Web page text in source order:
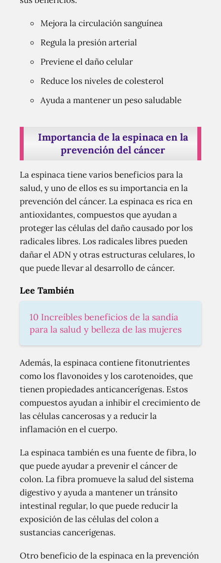
Mejora la circulación sanguínea
Regula la presión arterial
Previene el daño celular
Reduce los niveles de colesterol
Ayuda a mantener un peso saludable
Importancia de la espinaca en la
prevención del cáncer
La espinaca tiene varios beneficios para la
salud, y uno de ellos es su importancia en la
prevención del cáncer. La espinaca es rica en
antioxidantes, compuestos que ayudan a
proteger las células del daño causado por los
radicales libres. Los radicales libres pueden
dañar el ADN y otras estructuras celulares, lo
que puede llevar al desarrollo de cáncer.
Lee También
10 Increíbles beneficios de la sandía
para la salud y belleza de las mujeres
Además, la espinaca contiene fitonutrientes
como los flavonoides y los carotenoides, que
tienen propiedades anticancerígenas. Estos
compuestos ayudan a inhibir el crecimiento de
las células cancerosas y a reducir la
inflamación en el cuerpo.
La espinaca también es una fuente de fibra, lo
que puede ayudar a prevenir el cáncer de
colon. La fibra promueve la salud del sistema
digestivo y ayuda a mantener un tránsito
intestinal regular, lo que puede reducir la
exposición de las células del colon a
sustancias cancerígenas.
Otro beneficio de la espinaca en la prevención